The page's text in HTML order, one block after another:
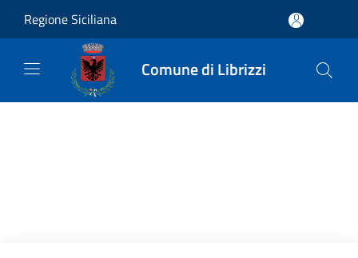
Regione Siciliana
Comune di Librizzi